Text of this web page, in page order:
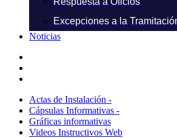
Excepciones a la
Noticias
Actas de Instalación -
Cápsulas Informativas -
Gráficas informativas
Videos Instructivos Web